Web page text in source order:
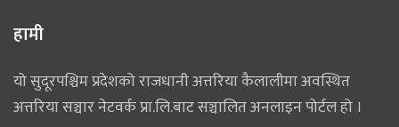
हामी
यो सुदूरपश्चिम प्रदेशको राजधानी अत्तरिया कैलालीमा अवस्थित
अत्तरिया सञ्चार नेटवर्क प्रा.लि.बाट सञ्चालित अनलाइन पोर्टल हो ।